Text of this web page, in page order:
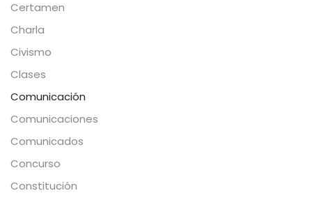
Certamen
Charla
Civismo
Clases
Comunicación
Comunicaciones
Comunicados
Concurso
Constitución